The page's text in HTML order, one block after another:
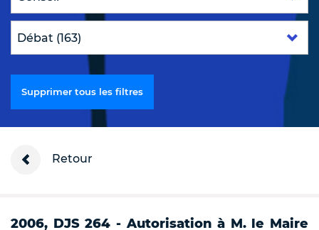
Supprimer tous les filtres
Retour
2006, DJS 264 - Autorisation à M. le Maire